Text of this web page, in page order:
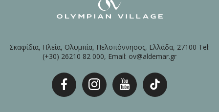
Σκαφίδια, Ηλεία, Ολυμπία, Πελοπόννησος, Ελλάδα, 27100 Tel:
(+30) 26210 82 000, Email: ov@aldemar.gr